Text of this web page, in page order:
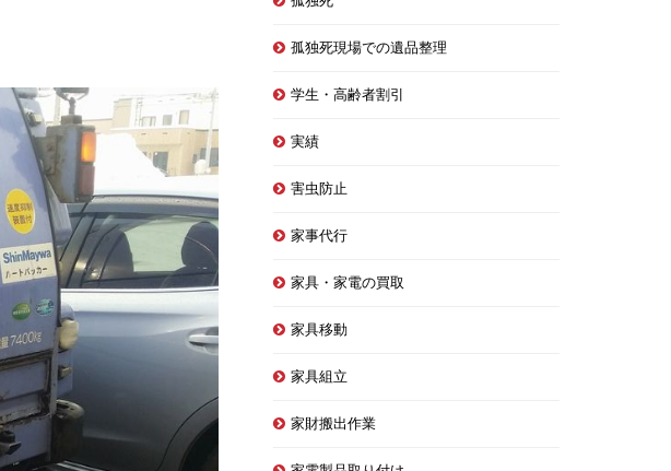
孤独死現場での遺品整理
学生・高齢者割引
実績
害虫防止
家事代行
家具・家電の買取
家具移動
家具組立
家財搬出作業